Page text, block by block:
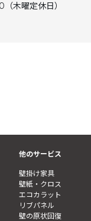
木曜定休日）
他のサービス
壁掛け家具
壁紙・クロス
エコカラット
リブパネル
壁の原状回復